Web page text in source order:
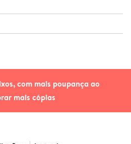
com mais poupança ao
mais cópias